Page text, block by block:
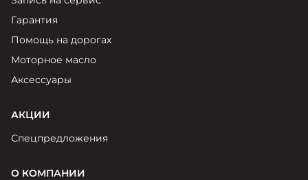
Гарантия
Помощь на дорогах
Моторное масло
Аксессуары
АКЦИИ
Спецпредложения
О КОМПАНИИ